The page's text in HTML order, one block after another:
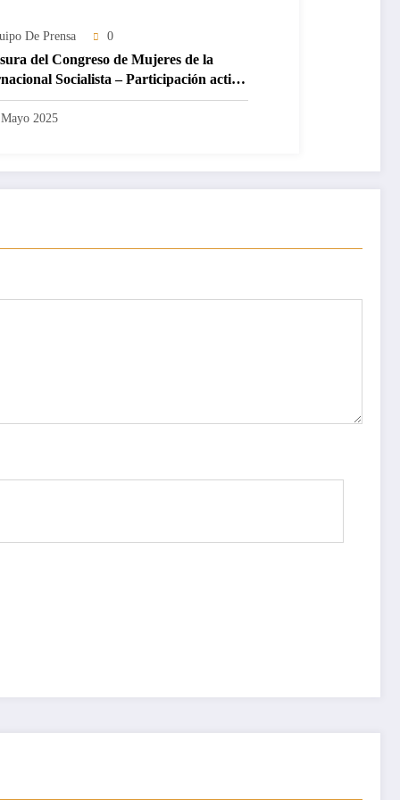
De Prensa 0
del Congreso de Mujeres de la
Socialista – Participación activa
Saharaui por la Paz
2025